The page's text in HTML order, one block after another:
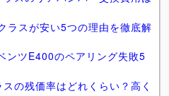
ラスが安い5つの理由を徹底解
ンツE400のペアリング失敗5
スの残価率はどれくらい？高く